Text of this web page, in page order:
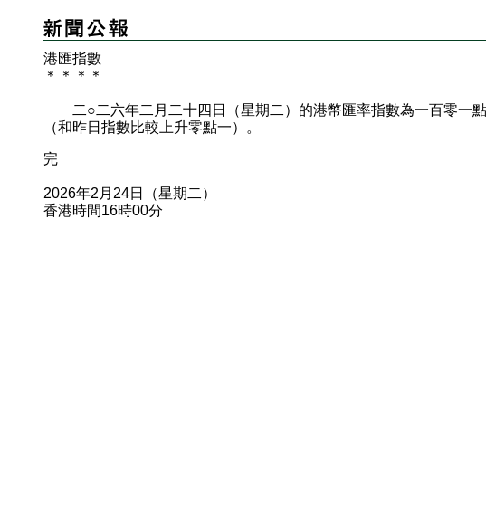
港匯指數
＊
＊ ＊ ＊
二○二六年二月二十四日（星期二）的港幣匯率指數為一百零一
（和昨日指數比較上升零點一）。
完
2026年2月24日（星期二）
香港時間16時00分